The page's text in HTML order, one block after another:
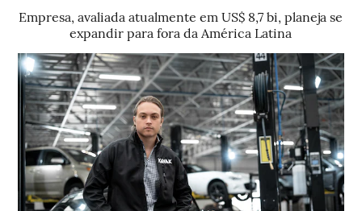
Empresa, avaliada atualmente em US$ 8,7 bi, planeja se
expandir para fora da América Latina